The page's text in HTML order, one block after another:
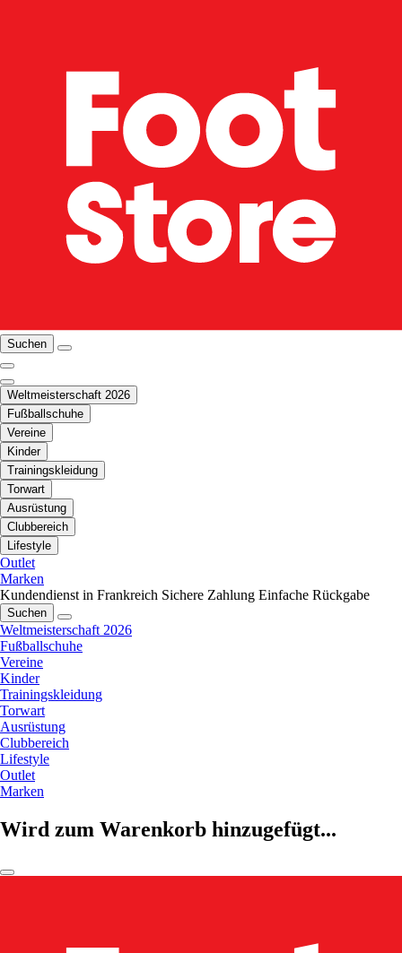
Suchen
Weltmeisterschaft 2026
Fußballschuhe
Vereine
Kinder
Trainingskleidung
Torwart
Ausrüstung
Clubbereich
Lifestyle
Outlet
Marken
Kundendienst in Frankreich Sichere Zahlung Einfache Rückgabe
Suchen
Weltmeisterschaft 2026
Fußballschuhe
Vereine
Kinder
Trainingskleidung
Torwart
Ausrüstung
Clubbereich
Lifestyle
Outlet
Marken
Wird zum Warenkorb hinzugefügt...